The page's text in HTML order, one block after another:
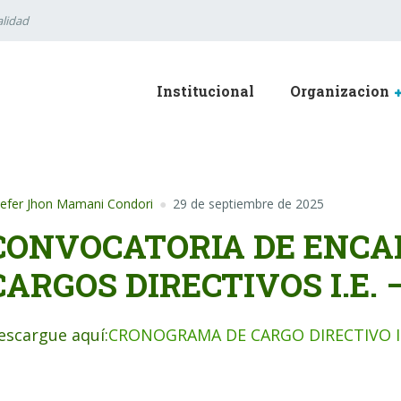
Institucional Organizacion
Jhon Mamani Condori 29 de septiembre de 2025
DE
DIRECTIVOS I.E.
aquí:CRONOGRAMA DE CARGO DIRECTIVO